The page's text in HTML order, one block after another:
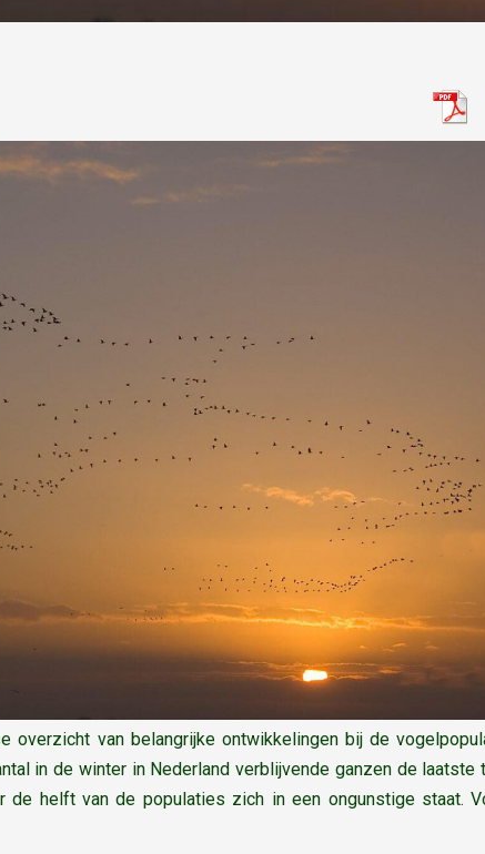
overzicht van belangrijke ontwikkelingen bij de
in de winter in Nederland verblijvende ganzen de laatste
helft van de populaties zich in een ongunstige staat.